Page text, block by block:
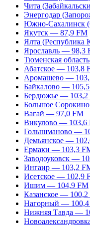
Чита
Энергодар
Южно-Сахалинск
Якутск — 87,9 FM
Ялта
Ярославль — 98,3
Тюменская
Абатское — 103,8
Аромашево —
Байкалово —
Бердюжье — 103,2
Большое
Вагай — 97,0 FM
Викулово — 103,6
Голышманово —
Демьянское —
Ермаки — 103,3
Заводоуковск —
Ингаир — 103,2
Исетское — 102,9
Ишим — 104,9 FM
Казанское —
Нагорный —
Нижняя Тавда —